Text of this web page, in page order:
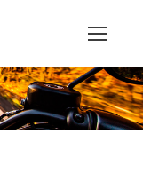
Buscar: